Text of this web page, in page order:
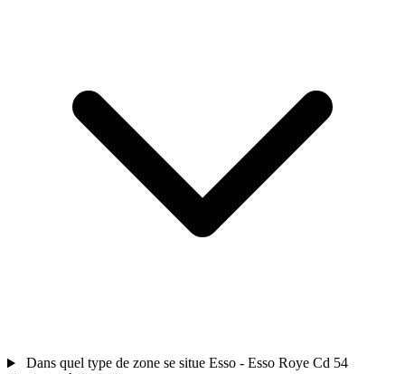
Dans quel type de zone se situe Esso - Esso Roye Cd 54